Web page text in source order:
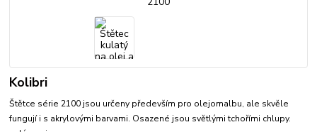
Kolibri
Štětce série 2100 jsou určeny především pro olejomalbu, ale skvěle
fungují i s akrylovými barvami. Osazené jsou světlými tchořími chlupy.